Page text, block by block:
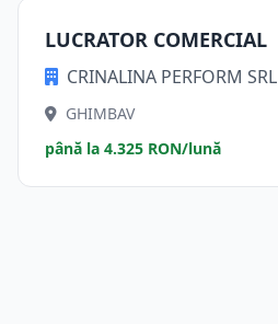
LUCRATOR COMERCIAL
CRINALINA PERFORM SRL
GHIMBAV
până la 4.325 RON/lună